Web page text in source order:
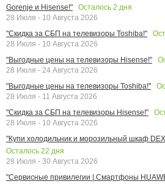
Gorenje и Hisense!"
Осталось 2 дня
28 Июля - 10 Августа 2026
"Скидка за СБП на телевизоры Toshiba!"
28 Июля - 10 Августа 2026
"Выгодные цены на телевизоры Hisense!"
28 Июля - 24 Августа 2026
"Выгодные цены на телевизоры Toshiba!"
28 Июля - 11 Августа 2026
"Скидка за СБП на телевизоры Hisense!"
28 Июля - 10 Августа 2026
"Купи холодильник и морозильный шкаф
Осталось 22 дня
28 Июля - 30 Августа 2026
"Сервисные привилегии | Смартфоны